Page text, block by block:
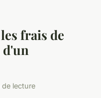
frais de
de lecture